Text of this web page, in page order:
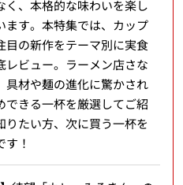
く、本格的な味わいを楽し
ます。本特集では、カップ
目の新作をテーマ別に実食
レビュー。ラーメン店さな
具材や麺の進化に驚かされ
できる一杯を厳選してご紹
たい方、次に買う一杯を
！